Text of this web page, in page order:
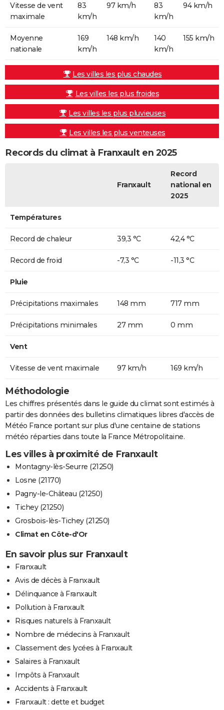
Vitesse de vent
maximale
83
km/h
97 km/h
83
km/h
94 km/h
Moyenne
nationale
169
km/h
148 km/h
140
km/h
155 km/h
Les villes les plus chaudes
Les villes les plus froides
Les villes les plus pluvieuses
Les villes les plus venteuses
Records du climat à Franxault en 2025
Franxault
Record
national en
2025
Températures
Record de chaleur 39,3 °C 42,4 °C
Record de froid -7,3 °C -11,3 °C
Pluie
Précipitations maximales 148 mm 717 mm
Précipitations minimales 27 mm 0 mm
Vent
Vitesse de vent maximale 97 km/h 169 km/h
Méthodologie
Les chiffres présentés dans le guide du climat sont estimés à
partir des données des bulletins climatiques libres d'accès de
Météo France portant sur plus d'une centaine de stations
météo réparties dans toute la France Métropolitaine.
Les villes à proximité de Franxault
Montagny-lès-Seurre (21250)
Losne (21170)
Pagny-le-Château (21250)
Tichey (21250)
Grosbois-lès-Tichey (21250)
Climat en Côte-d'Or
En savoir plus sur Franxault
Franxault
Avis de décès à Franxault
Délinquance à Franxault
Pollution à Franxault
Risques naturels à Franxault
Nombre de médecins à Franxault
Classement des lycées à Franxault
Salaires à Franxault
Impôts à Franxault
Accidents à Franxault
Franxault : dette et budget